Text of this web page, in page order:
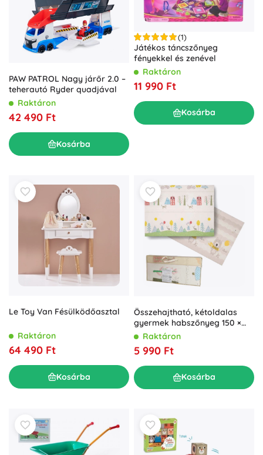
PAW PATROL Nagy járőr 2.0 –
teherautó Ryder quadjával
Raktáron
42 490 Ft
Kosárba
(1)
Játékos táncszőnyeg
fényekkel és zenével
Raktáron
11 990 Ft
Kosárba
Le Toy Van Fésülködőasztal
Raktáron
64 490 Ft
Kosárba
Összehajtható, kétoldalas
gyermek habszőnyeg 150 ×
200 cm – fák és mackók
Raktáron
5 990 Ft
Kosárba